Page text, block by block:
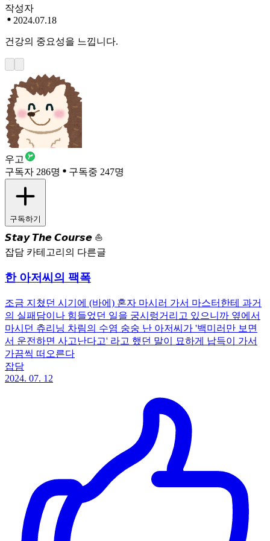
작성자
2024.07.18
건강의 중요성을 느낍니다.
우고
구독자 286명
구독중 247명
구독하기
𝙎𝙩𝙖𝙮 𝙏𝙝𝙚 𝘾𝙤𝙪𝙧𝙨𝙚 ⛵
잡담 카테고리의 다른글
한 아저씨의 팩폭
조금 지쳤던 시기에 (바에) 혼자 마시러 가서 마스터한테 과거
의 실패담이나 힘들었던 일을 궁시렁거리고 있으니까 옆에서
마시던 츄리닝 차림의 수염 숭숭 난 아저씨가 '백미러만 보면
서 운전하면 사고난다고' 라고 했던 말이 묘하게 납득이 가서
가끔씩 떠오른다
잡담
2024. 07. 12